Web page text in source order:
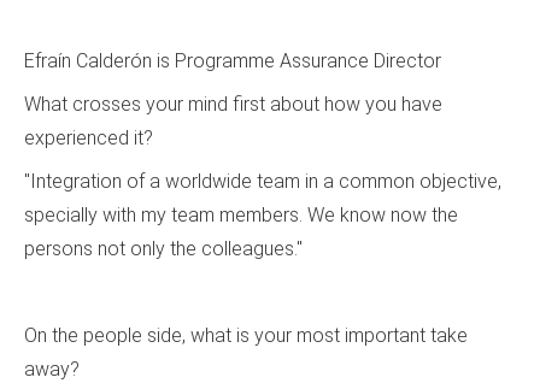
Efraín Calderón is Programme Assurance Director
What crosses your mind first about how you have
experienced it?
"Integration of a worldwide team in a common objective,
specially with my team members. We know now the
persons not only the colleagues."
On the people side, what is your most important take
away?